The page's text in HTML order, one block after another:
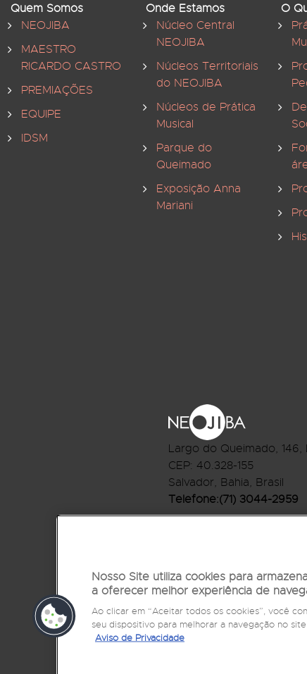
Quem Somos
NEOJIBA
MAESTRO
RICARDO CASTRO
PREMIAÇÕES
EQUIPE
IDSM
Onde Estamos
Núcleo Central
NEOJIBA
Núcleos Territoriais
do NEOJIBA
Núcleos de Prática
Musical
Parque do
Queimado
Exposição Anna
Mariani
O
Largo do Queimado, 146,
CEP: 40.328-155
Salvador, Bahia, Brasil
Telefone:(71) 3044-2959
Telefone:(71) 3032-1073
Nosso Site utiliza cookies para
a oferecer melhor experiência de
Ao clicar em “Aceitar todos os cookies”, você
seu dispositivo para melhorar a navegação no
Aviso de Privacidade